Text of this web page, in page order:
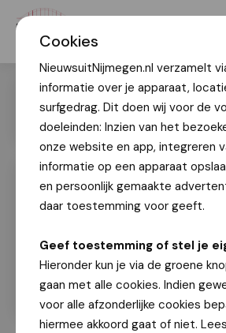
Cookies
NieuwsuitNijmegen.nl verzamelt
informatie over je apparaat,
surfgedrag. Dit doen wij voor de
doeleinden: Inzien van het
onze website en app, integreren
informatie op een apparaat
en persoonlijk gemaakte
daar toestemming voor geeft.
Geef toestemming of stel je
Hieronder kun je via de groene
gaan met alle cookies. Indien
voor alle afzonderlijke cookies
hiermee akkoord gaat of niet.
Contact
vragen/opmerkingen kunt u
gebruiken of ons mailen via:
redactie@nieuwsuitnijmegen.nl